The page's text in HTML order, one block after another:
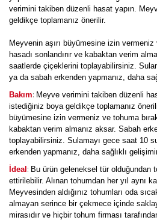
verimini takiben düzenli hasat yapın.
geldikçe toplamanız önerilir.
Meyvenin aşırı büyümesine izin vermeniz
hasadı sonlandırır ve kabaktan verim
saatlerde çiçeklerini toplayabilirsiniz.
ya da sabah erkenden yapmanız, daha
Bakım: Meyve verimini takiben düzenli
istediğiniz boya geldikçe toplamanız
büyümesine izin vermeniz ve tohuma
kabaktan verim almanız aksar. Sabah
toplayabilirsiniz. Sulamayı gece saat 10
erkenden yapmanız, daha sağlıklı
İdeal : Bu ürün geleneksel tür olduğundan
ettirilebilir. Alınan tohumdan her yıl aynı
Meyvesinden aldığınız tohumları oda
almayan serince bir çekmece içinde
mirasıdır ve hiçbir tohum firması